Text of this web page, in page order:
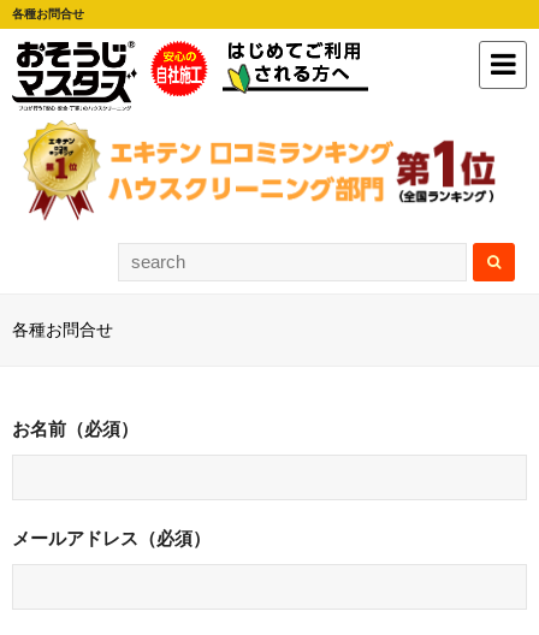
各種お問合せ
各種お問合せ
お名前（必須）
メールアドレス（必須）